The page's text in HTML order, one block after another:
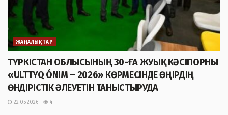
ЖАҢАЛЫҚТАР
ТҮРКІСТАН ОБЛЫСЫНЫҢ 30-ҒА ЖУЫҚ КӘСІПОРНЫ
«ULTTYQ ÓNIM – 2026» КӨРМЕСІНДЕ ӨҢІРДІҢ
ӨНДІРІСТІК ӘЛЕУЕТІН ТАНЫСТЫРУДА
22.05.2026 4